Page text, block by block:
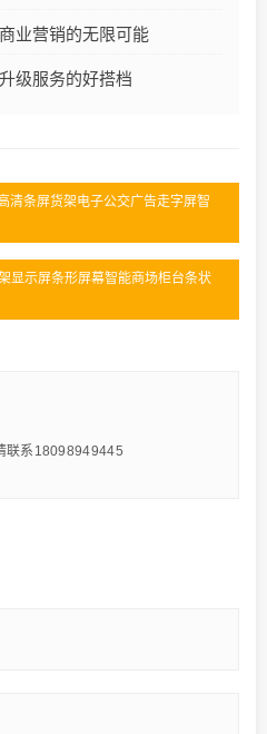
业营销的无限可能
级服务的好搭档
清条屏货架电子公交广告走字屏智
显示屏条形屏幕智能商场柜台条状
联系18098949445